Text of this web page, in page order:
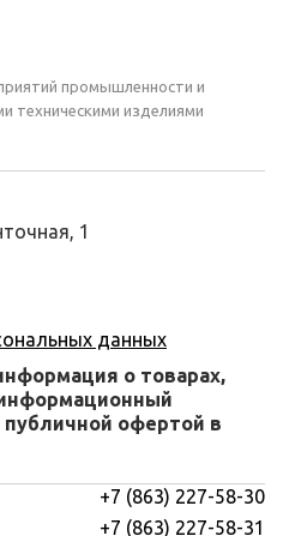
промышленности и
техническими изделиями
1
данных
о товарах,
публичной офертой в
+7 (863) 227-58-30
+7 (863) 227-58-31